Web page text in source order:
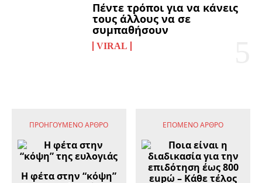
Πέντε τρόποι για να κάνεις
τους άλλους να σε
συμπαθήσουν
VIRAL
ΠΡΟΗΓΟΎΜΕΝΟ ΆΡΘΡΟ
Η φέτα στην “κόψη”
ΕΠΌΜΕΝΟ ΆΡΘΡΟ